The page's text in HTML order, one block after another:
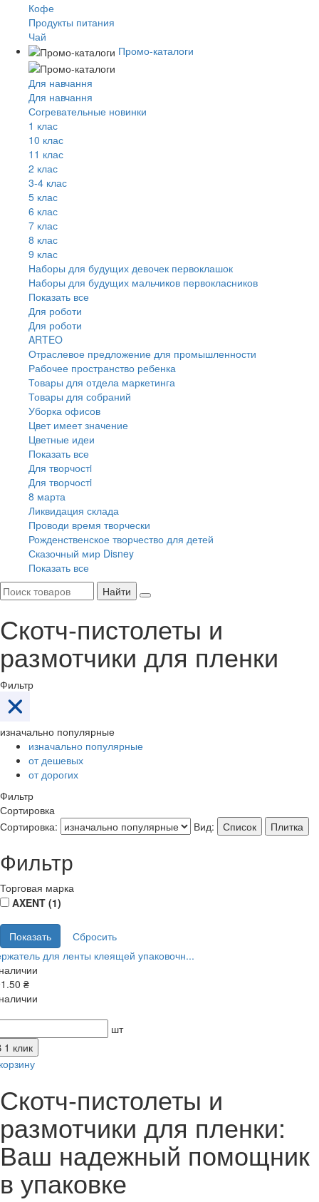
Кофе
Продукты питания
Чай
Промо-каталоги
Для навчання
Для навчання
Согревательные новинки
1 клас
10 клас
11 клас
2 клас
3-4 клас
5 клас
6 клас
7 клас
8 клас
9 клас
Наборы для будущих девочек первоклашок
Наборы для будущих мальчиков первокласников
Показать все
Для роботи
Для роботи
ARTEO
Отраслевое предложение для промышленности
Рабочее пространство ребенка
Товары для отдела маркетинга
Товары для собраний
Уборка офисов
Цвет имеет значение
Цветные идеи
Показать все
Для творчостi
Для творчостi
8 марта
Ликвидация склада
Проводи время творчески
Рожденственское творчество для детей
Сказочный мир Disney
Показать все
Найти
Скотч-пистолеты и
размотчики для пленки
Фильтр
изначально популярные
изначально популярные
от дешевых
от дорогих
Фильтр
Сортировка
Сортировка:
Вид: Список Плитка
Фильтр
Торговая марка
AXENT (1)
для ленты клеящей упаковочн...
₴
шт
1 клик
Скотч-пистолеты и
размотчики для пленки:
Ваш надежный помощник
в упаковке